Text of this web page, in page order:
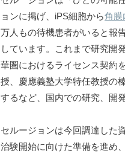
ョンに掲げ、iPS細胞から角膜
万人もの待機患者がいると報
しています。これまで研究開
華圏におけるライセンス契約
授、慶應義塾大学特任教授の
するなど、国内での研究、開
セルージョンは今回調達した
治験開始に向けた準備を進め